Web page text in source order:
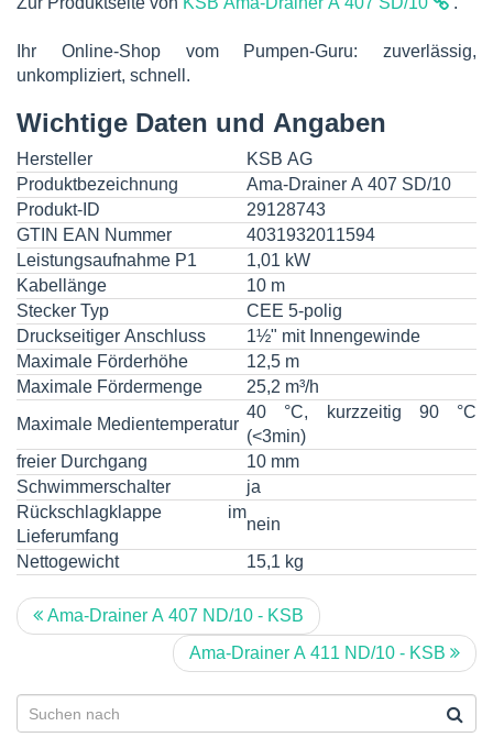
Ihr Online-Shop vom Pumpen-Guru: zuverlässig,
unkompliziert, schnell.
Wichtige Daten und Angaben
Hersteller
KSB AG
Produktbezeichnung
Ama-Drainer A 407 SD/10
Produkt-ID
29128743
GTIN EAN Nummer
4031932011594
Leistungsaufnahme P1
1,01 kW
Kabellänge
10 m
Stecker Typ
CEE 5-polig
Druckseitiger Anschluss
1½" mit Innengewinde
Maximale Förderhöhe
12,5 m
Maximale Fördermenge
25,2 m³/h
Maximale Medientemperatur
40 °C, kurzzeitig 90 °C
(<3min)
freier Durchgang
10 mm
Schwimmerschalter
ja
Rückschlagklappe im
Lieferumfang
nein
Nettogewicht
15,1 kg
Ama-Drainer A 407 ND/10 - KSB
Ama-Drainer A 411 ND/10 - KSB